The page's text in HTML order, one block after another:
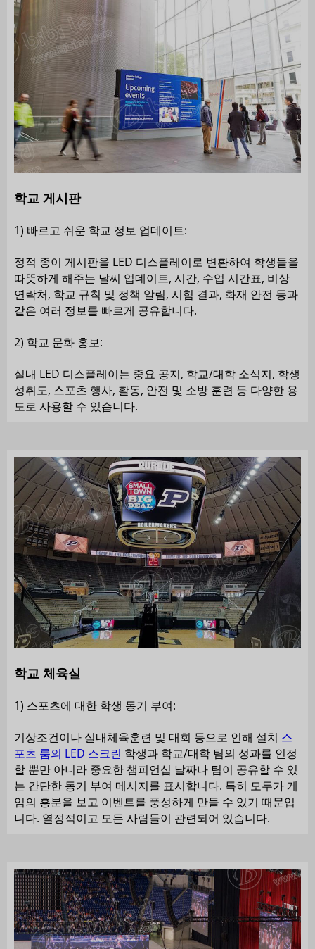
학교 게시판
1) 빠르고 쉬운 학교 정보 업데이트:
정적 종이 게시판을 LED 디스플레이로 변환하여 학생들을
따뜻하게 해주는 날씨 업데이트, 시간, 수업 시간표, 비상
연락처, 학교 규칙 및 정책 알림, 시험 결과, 화재 안전 등과
같은 여러 정보를 빠르게 공유합니다.
2) 학교 문화 홍보:
실내 LED 디스플레이는 중요 공지, 학교/대학 소식지, 학생
성취도, 스포츠 행사, 활동, 안전 및 소방 훈련 등 다양한 용
도로 사용할 수 있습니다.
학교 체육실
1) 스포츠에 대한 학생 동기 부여:
기상조건이나 실내체육훈련 및 대회 등으로 인해 설치 스
포츠 룸의 LED 스크린 학생과 학교/대학 팀의 성과를 인정
할 뿐만 아니라 중요한 챔피언십 날짜나 팀이 공유할 수 있
는 간단한 동기 부여 메시지를 표시합니다. 특히 모두가 게
임의 흥분을 보고 이벤트를 풍성하게 만들 수 있기 때문입
니다. 열정적이고 모든 사람들이 관련되어 있습니다.